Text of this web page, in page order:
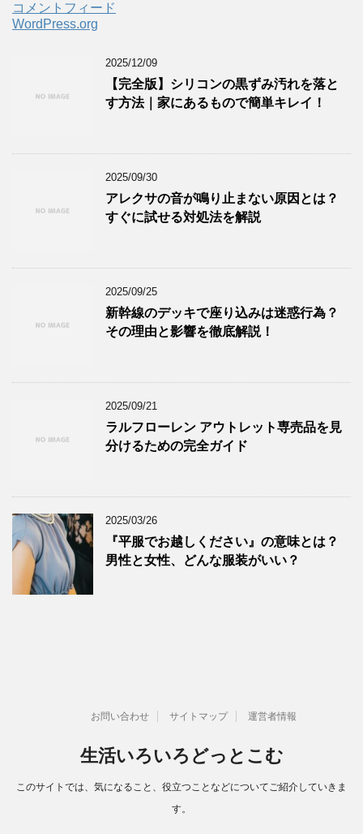
コメントフィード
WordPress.org
2025/12/09
【完全版】シリコンの黒ずみ汚れを落と
す方法｜家にあるもので簡単キレイ！
2025/09/30
アレクサの音が鳴り止まない原因とは？
すぐに試せる対処法を解説
2025/09/25
新幹線のデッキで座り込みは迷惑行為？
その理由と影響を徹底解説！
2025/09/21
ラルフローレン アウトレット専売品を見
分けるための完全ガイド
2025/03/26
『平服でお越しください』の意味とは？
男性と女性、どんな服装がいい？
お問い合わせ サイトマップ 運営者情報
生活いろいろどっとこむ
このサイトでは、気になること、役立つことなどについてご紹介していきま
す。